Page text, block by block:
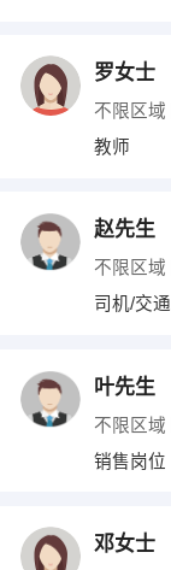
罗女士
不限区域
教师
赵先生
不限区域
司机/交通
叶先生
不限区域
销售岗位
邓女士